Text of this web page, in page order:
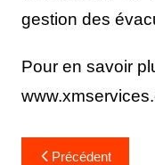
gestion des
Pour en savoir
Précédent